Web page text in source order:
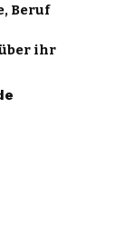
Beruf
ihr